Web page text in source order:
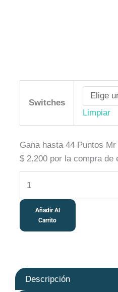
Switches
Limpiar
Gana hasta 44 Puntos
$2.200por la compra de
K552
mecánico
RGB
arcoiris
cantidad
Añadir Al
Carrito
Descripción